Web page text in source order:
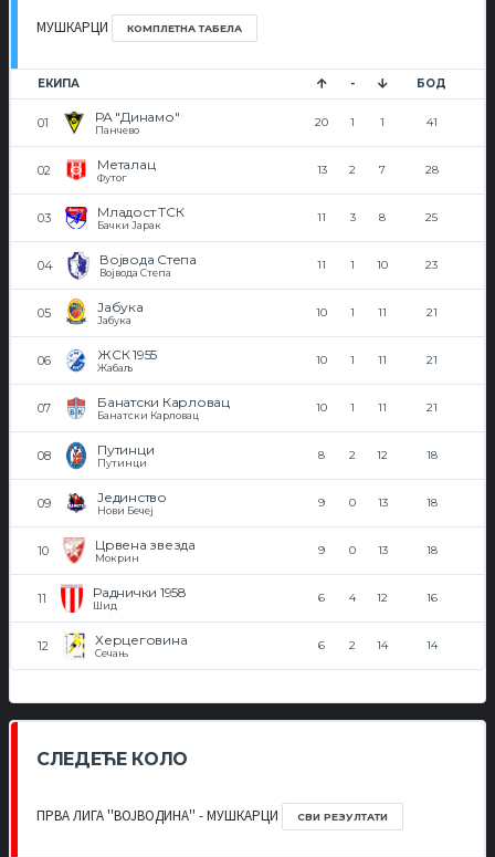
МУШКАРЦИ КОМПЛЕТНА ТАБЕЛА
ЕКИПА - БОД
РА "Динамо"
Панчево
20 1 1 41
Металац
Футог
13 2 7 28
Младост ТСК
Бачки Јарак
11 3 8 25
Војвода Степа
Војвода Степа
11 1 10 23
Јабука
Јабука
10 1 11 21
ЖСК 1955
Жабаљ
10 1 11 21
Банатски Карловац
Банатски Карловац
10 1 11 21
Путинци
Путинци
8 2 12 18
Јединство
Нови Бечеј
9 0 13 18
Црвена звезда
Мокрин
9 0 13 18
Раднички 1958
Шид
6 4 12 16
Херцеговина
Сечањ
6 2 14 14
СЛЕДЕЋЕ КОЛО
ПРВА ЛИГА ''ВОЈВОДИНА'' - МУШКАРЦИ СВИ РЕЗУЛТАТИ